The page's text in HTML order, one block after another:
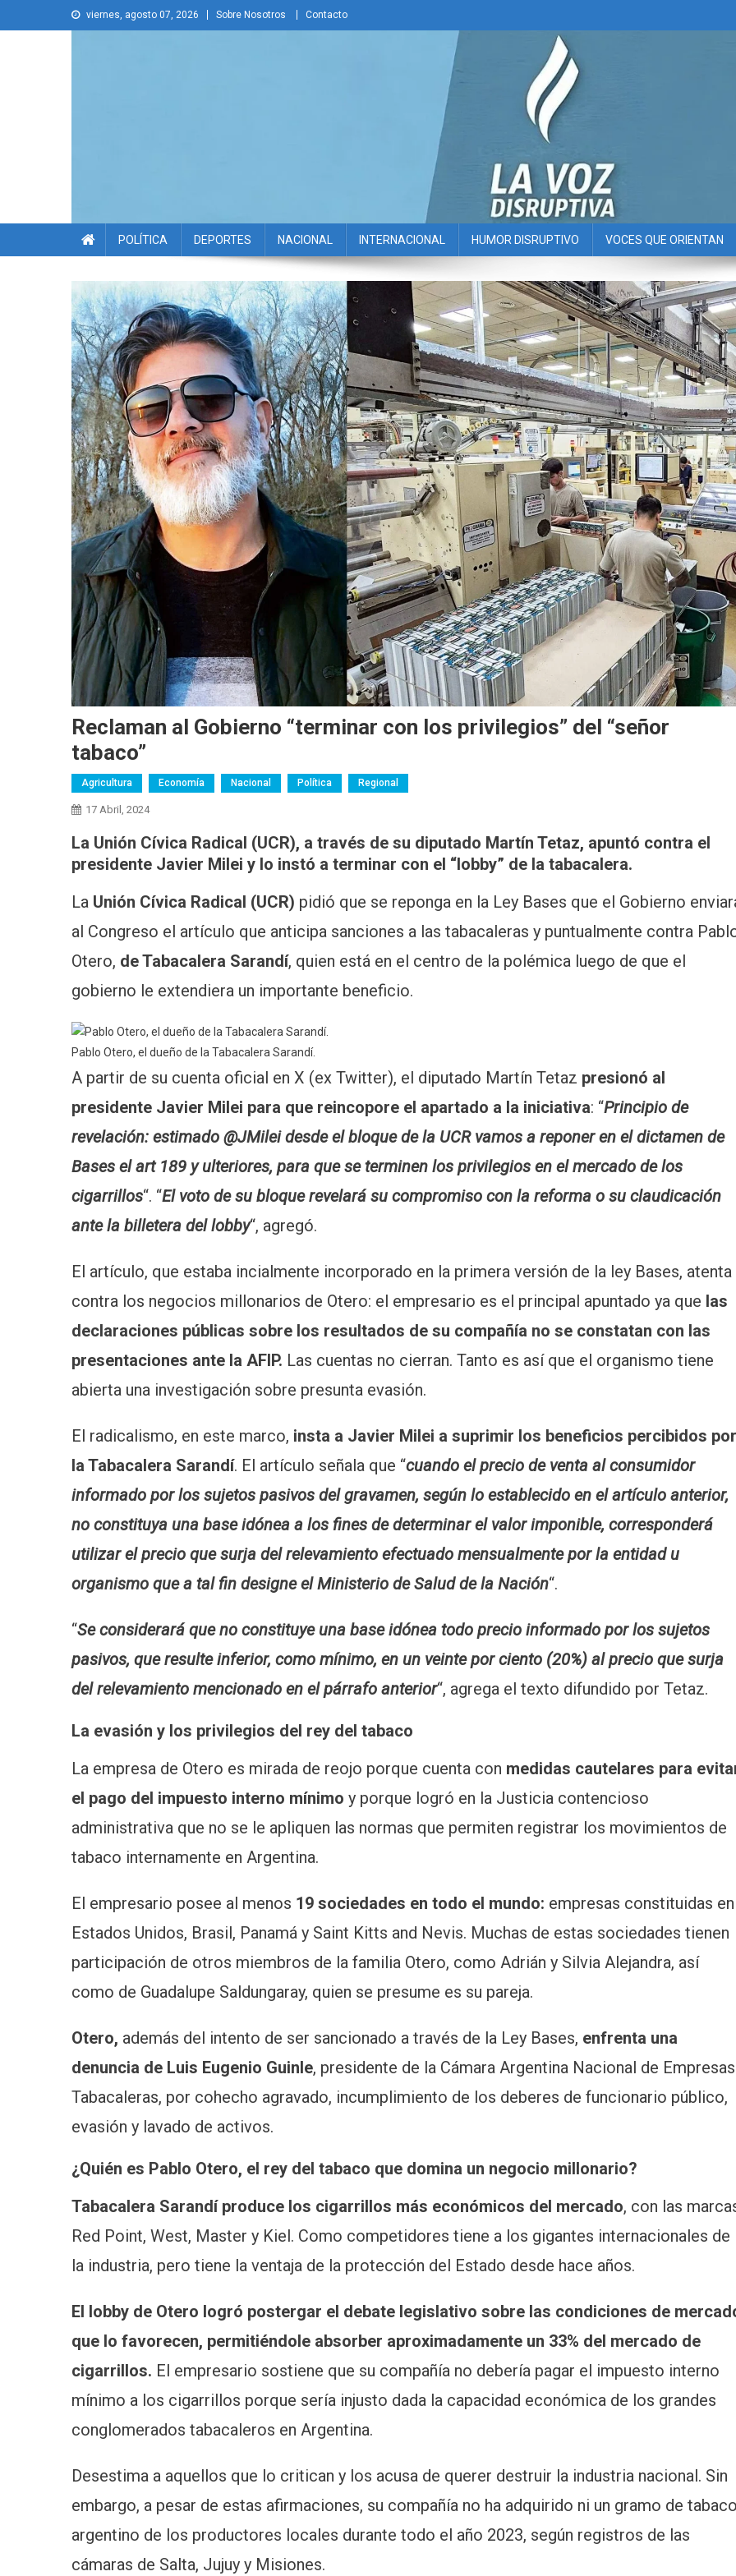
to
viernes, agosto 07, 2026 Sobre Nosotros Contacto
La Voz Disruptiva
POLÍTICA DEPORTES NACIONAL INTERNACIONAL HUMOR DISRUPTIVO VOCES QUE ORIENTAN
Reclaman al Gobierno “terminar con los privilegios” del “señor
tabaco”
Agricultura Economía Nacional Política Regional
17 Abril, 2024
La Unión Cívica Radical (UCR), a través de su diputado Martín Tetaz, apuntó contra el
presidente Javier Milei y lo instó a terminar con el “lobby” de la tabacalera.
La Unión Cívica Radical (UCR) pidió que se reponga en la Ley Bases que el Gobierno
al Congreso el artículo que anticipa sanciones a las tabacaleras y puntualmente contra
Otero, de Tabacalera Sarandí, quien está en el centro de la polémica luego de que el
gobierno le extendiera un importante beneficio.
Pablo Otero, el dueño de la Tabacalera Sarandí.
A partir de su cuenta oficial en X (ex Twitter), el diputado Martín Tetaz presionó al
presidente Javier Milei para que reincopore el apartado a la iniciativa: “Principio de
revelación: estimado @JMilei desde el bloque de la UCR vamos a reponer en el dictamen de
Bases el art 189 y ulteriores, para que se terminen los privilegios en el mercado de los
cigarrillos“. “El voto de su bloque revelará su compromiso con la reforma o su claudicación
ante la billetera del lobby“, agregó.
El artículo, que estaba incialmente incorporado en la primera versión de la ley Bases, atenta
contra los negocios millonarios de Otero: el empresario es el principal apuntado ya que las
declaraciones públicas sobre los resultados de su compañía no se constatan con las
presentaciones ante la AFIP. Las cuentas no cierran. Tanto es así que el organismo tiene
abierta una investigación sobre presunta evasión.
El radicalismo, en este marco, insta a Javier Milei a suprimir los beneficios percibidos por
la Tabacalera Sarandí. El artículo señala que “cuando el precio de venta al consumidor
informado por los sujetos pasivos del gravamen, según lo establecido en el artículo anterior,
no constituya una base idónea a los fines de determinar el valor imponible, corresponderá
utilizar el precio que surja del relevamiento efectuado mensualmente por la entidad u
organismo que a tal fin designe el Ministerio de Salud de la Nación“.
“Se considerará que no constituye una base idónea todo precio informado por los sujetos
pasivos, que resulte inferior, como mínimo, en un veinte por ciento (20%) al precio que surja
del relevamiento mencionado en el párrafo anterior“, agrega el texto difundido por Tetaz.
La evasión y los privilegios del rey del tabaco
La empresa de Otero es mirada de reojo porque cuenta con medidas cautelares para
el pago del impuesto interno mínimo y porque logró en la Justicia contencioso
administrativa que no se le apliquen las normas que permiten registrar los movimientos de
tabaco internamente en Argentina.
El empresario posee al menos 19 sociedades en todo el mundo: empresas constituidas en
Estados Unidos, Brasil, Panamá y Saint Kitts and Nevis. Muchas de estas sociedades tienen
participación de otros miembros de la familia Otero, como Adrián y Silvia Alejandra, así
como de Guadalupe Saldungaray, quien se presume es su pareja.
Otero, además del intento de ser sancionado a través de la Ley Bases, enfrenta una
denuncia de Luis Eugenio Guinle, presidente de la Cámara Argentina Nacional de Empresas
Tabacaleras, por cohecho agravado, incumplimiento de los deberes de funcionario público,
evasión y lavado de activos.
¿Quién es Pablo Otero, el rey del tabaco que domina un negocio millonario?
Tabacalera Sarandí produce los cigarrillos más económicos del mercado, con las
Red Point, West, Master y Kiel. Como competidores tiene a los gigantes internacionales de
la industria, pero tiene la ventaja de la protección del Estado desde hace años.
El lobby de Otero logró postergar el debate legislativo sobre las condiciones de
que lo favorecen, permitiéndole absorber aproximadamente un 33% del mercado de
cigarrillos. El empresario sostiene que su compañía no debería pagar el impuesto interno
mínimo a los cigarrillos porque sería injusto dada la capacidad económica de los grandes
conglomerados tabacaleros en Argentina.
Desestima a aquellos que lo critican y los acusa de querer destruir la industria nacional. Sin
embargo, a pesar de estas afirmaciones, su compañía no ha adquirido ni un gramo de
argentino de los productores locales durante todo el año 2023, según registros de las
cámaras de Salta, Jujuy y Misiones.